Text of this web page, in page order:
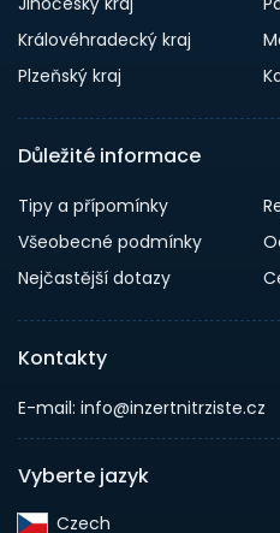
Královéhradecký kraj
Plzeňský kraj
Důležité informace
Tipy a přípomínky
Všeobecné podmínky
Nejčastější dotazy
Kontakty
E-mail: info@inzertnitrziste.cz
Vyberte jazyk
Czech‎